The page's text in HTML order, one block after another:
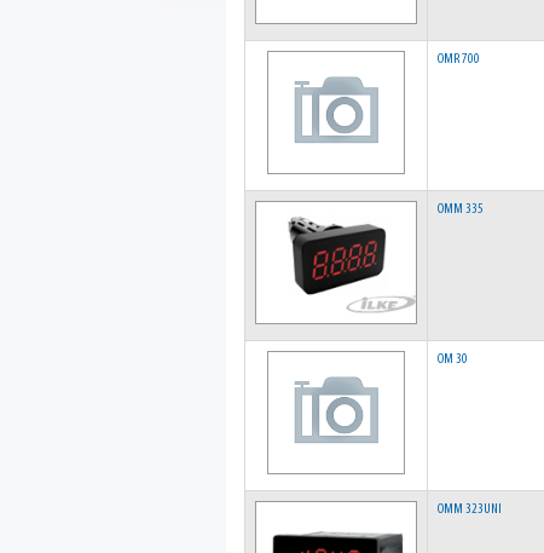
OMR 700
OMM 335
OM 30
OMM 323UNI